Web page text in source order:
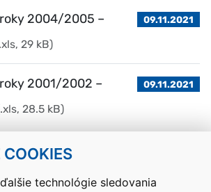
technológie sledovania
2004/2005 –
29 kB)
09.11.2021
2001/2002 –
28.5 kB)
09.11.2021